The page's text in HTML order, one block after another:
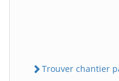
Trouver chantier